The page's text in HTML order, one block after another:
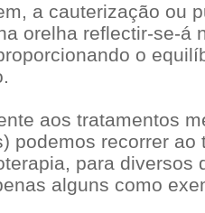
a cauterização ou
orelha reflectir-se-á
o
aos tratamentos
podemos recorrer ao
para diversos
alguns como